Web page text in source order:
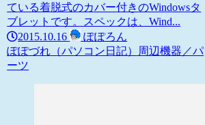
ている着脱式のカバー付きのWindowsタ
ブレットです。スペックは、Wind...
2015.10.16
ぽぽろん
ぽぽづれ（パソコン日記）
周辺機器／パ
ーツ